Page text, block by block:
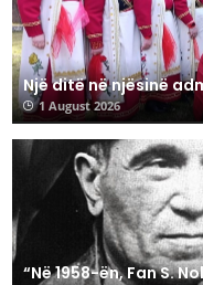
Një ditë në njësinë
1 August 2026
“Në 1958-ën, Fan S.